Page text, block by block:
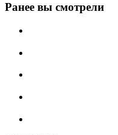
Ранее вы смотрели